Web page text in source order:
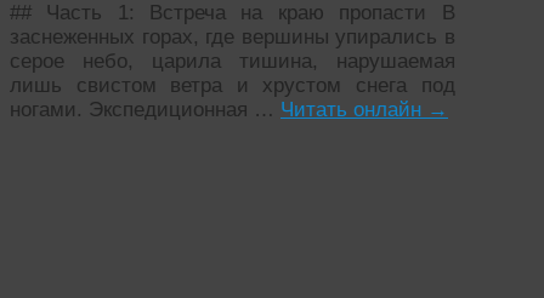
## Часть 1: Встреча на краю пропасти В
заснеженных горах, где вершины упирались в
серое небо, царила тишина, нарушаемая
лишь свистом ветра и хрустом снега под
ногами. Экспедиционная … Читать онлайн →